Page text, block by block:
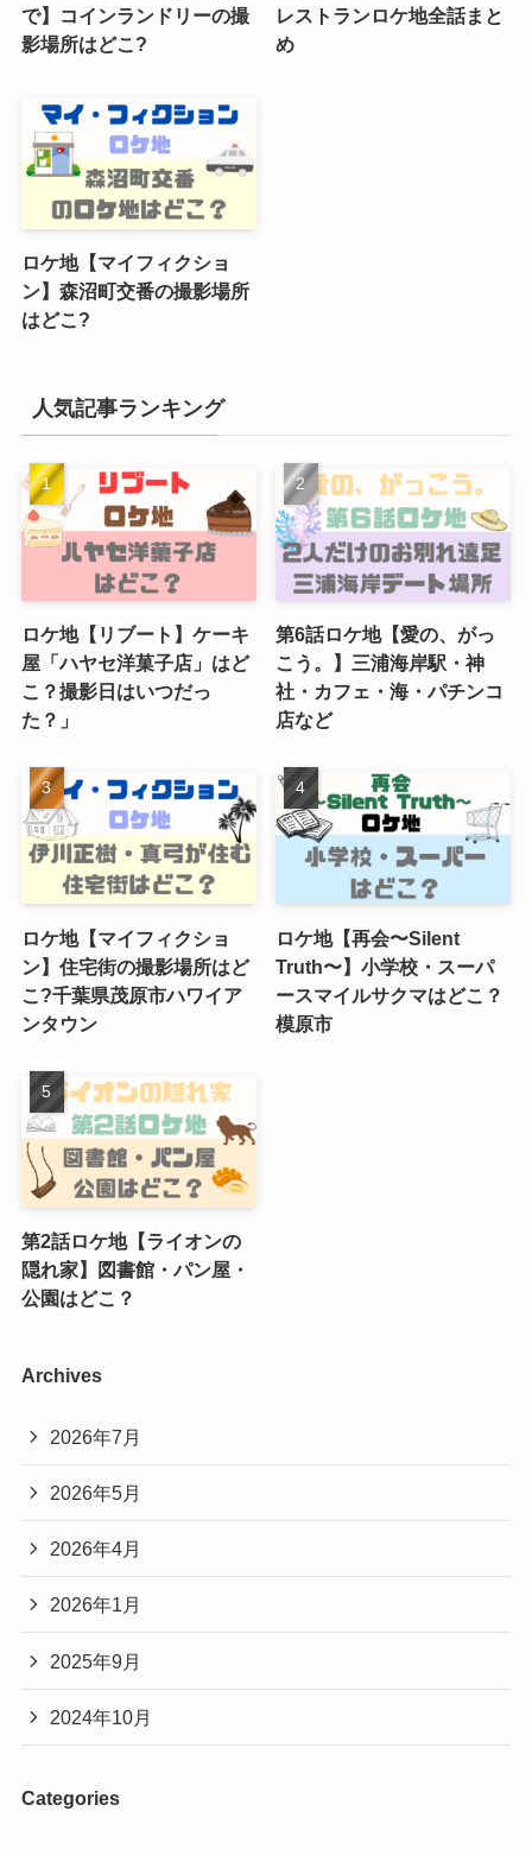
で】コインランドリーの撮
影場所はどこ?
レストランロケ地全話まと
め
ロケ地【マイフィクショ
ン】森沼町交番の撮影場所
はどこ?
人気記事ランキング
ロケ地【リブート】ケーキ
屋「ハヤセ洋菓子店」はど
こ？撮影日はいつだっ
た？」
第6話ロケ地【愛の、がっ
こう。】三浦海岸駅・神
社・カフェ・海・パチンコ
店など
ロケ地【マイフィクショ
ン】住宅街の撮影場所はど
こ?千葉県茂原市ハワイア
ンタウン
ロケ地【再会〜Silent
Truth〜】小学校・スーパ
ースマイルサクマはどこ？
模原市
第2話ロケ地【ライオンの
隠れ家】図書館・パン屋・
公園はどこ？
Archives
2026年7月
2026年5月
2026年4月
2026年1月
2025年9月
2024年10月
Categories